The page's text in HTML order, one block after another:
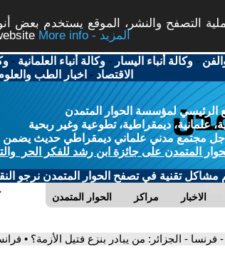
التصفح والنشر، الموقع يستخدم بعض
More info - المزيد
-وكالة أنباء اليسار -وكالة أنباء العلمانية -
الاقتصاد - اخبار الطب
الرئيسي لمؤسسة الحوار المتمدن
علمانية، ديمقراطية، تطوعية وغير ربحية
مجتمع مدني علماني ديمقراطي حديث يضمن
المتمدن على جائزة ابن رشد للفكر الحر
مشاكل تقنية في تصفح الحوار المتمدن نرجو
الحوار المتمدن مراكز الاخبار
- فرنسا - الجزائر: من يبادر بنزع فتيل الأزمة؟ • فرانس